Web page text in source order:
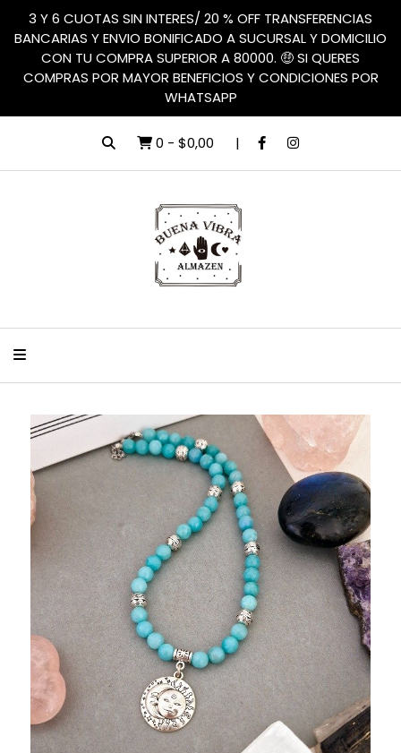
3 Y 6 CUOTAS SIN INTERES/ 20 % OFF TRANSFERENCIAS
BANCARIAS Y ENVIO BONIFICADO A SUCURSAL Y DOMICILIO
CON TU COMPRA SUPERIOR A 80000. 🤑 SI QUERES
COMPRAS POR MAYOR BENEFICIOS Y CONDICIONES POR
WHATSAPP
0 - $0,00